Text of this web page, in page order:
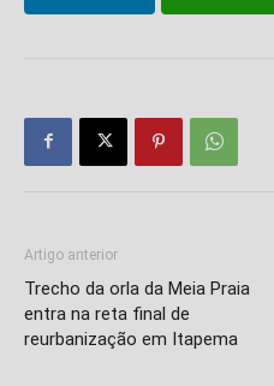
Artigo anterior
Trecho da orla da Meia Praia
entra na reta final de
reurbanização em Itapema